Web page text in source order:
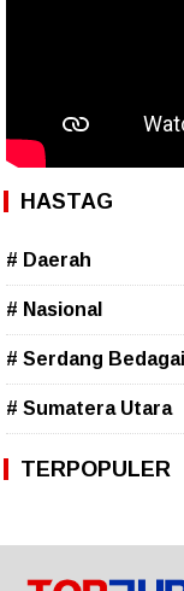
HASTAG
# Daerah
# Nasional
# Serdang Bedagai
# Sumatera Utara
TERPOPULER